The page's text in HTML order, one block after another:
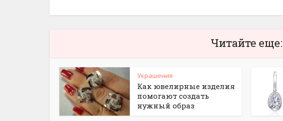
Читайте еще:
Украшения
Как ювелирные изделия
помогают создать
нужный образ